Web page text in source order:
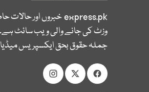
express.pkخبروں اور حالات
وزٹ کی جانے والی ویب سائٹ
جملہ حقوق بحق ایکسپریس